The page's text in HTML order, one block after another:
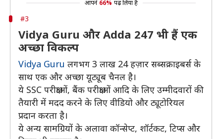
आपने 66% पढ़ लिया है
#3
Vidya Guru और Adda 247 भी हैं एक
अच्छा विकल्प
Vidya Guru लगभग 3 लाख 24 हज़ार सब्सक्राइबर्स के
साथ एक और अच्छा यूट्यूब चैनल है।
ये SSC परीक्षाओं, बैंक परीक्षाओं आदि के लिए उम्मीदवारों की
तैयारी में मदद करने के लिए वीडियो और ट्यूटोरियल
प्रदान करता है।
ये अन्य सामग्रियों के अलावा कॉन्सेप्ट, शॉर्टकट, टिप्स और